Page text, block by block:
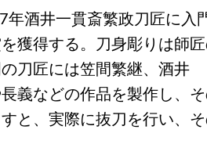
酒井一貫斎繁政刀匠に入
獲得する。刀身彫りは師
刀匠には笠間繁継、酒井
義などの作品を製作し、
と、実際に抜刀を行い、